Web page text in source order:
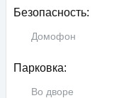
Безопасность:
Домофон
Парковка:
Во дворе